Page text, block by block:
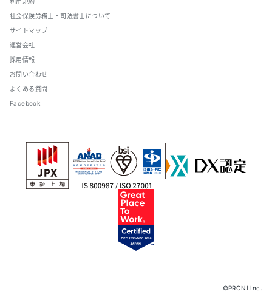
利用規約
社会保険労務士・司法書士について
サイトマップ
運営会社
採用情報
お問い合わせ
よくある質問
Facebook
©PRONI Inc.